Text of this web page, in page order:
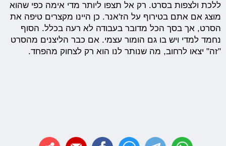
ללכת ולצפות בסרט. רק אל תצפו ליותר מדי אימה כפי שהוא
מוצג אם אתם בטירוף על הז'אנר. כן היינו מקצרים טיפה את
הסרט, אך בסך הכל מדובר בעבודה לא רעה בכלל. הסוף
נחמד למדי ויש בו גם הומור עצמי. אם כבר הליצנים מהסרט
"זה" יצאו לרחוב, מה שנותר לנו הוא רק לצחוק מהפחד.